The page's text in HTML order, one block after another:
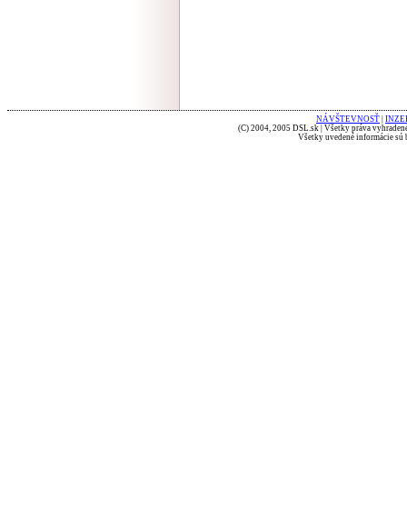
NÁVŠTEVNOSŤ
(C) 2004, 2005 DSL.sk | Všetky práva
Všetky uvedené informácie sú